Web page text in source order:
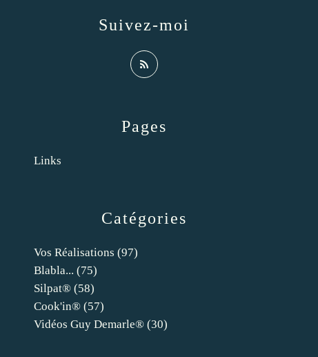
Catégories
Vos Réalisations (97)
Blabla... (75)
Silpat® (58)
Cook'in® (57)
Vidéos Guy Demarle® (30)
Pages
Links
Suivez-moi